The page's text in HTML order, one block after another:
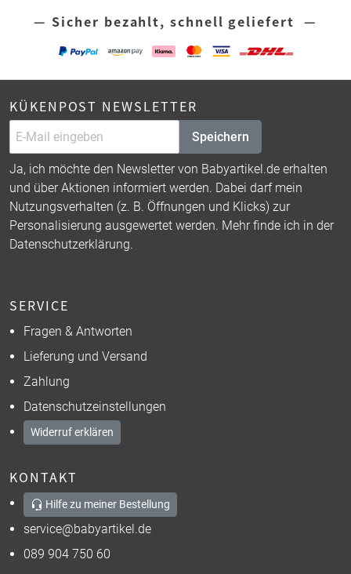
— Sicher bezahlt, schnell geliefert —
KÜKENPOST NEWSLETTER
Speichern
Ja, ich möchte den Newsletter von Babyartikel.de erhalten
und über Aktionen informiert werden. Dabei darf mein
Nutzungsverhalten (z. B. Öffnungen und Klicks) zur
Personalisierung ausgewertet werden. Mehr finde ich in der
Datenschutzerklärung.
SERVICE
Fragen & Antworten
Lieferung und Versand
Zahlung
Datenschutzeinstellungen
Widerruf erklären
KONTAKT
Hilfe zu meiner Bestellung
service@babyartikel.de
089 904 750 60